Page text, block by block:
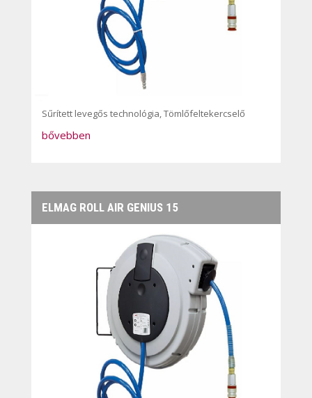
Sűrített levegős technológia,Tömlőfeltekercselő
bővebben
ELMAG ROLL AIR GENIUS 15